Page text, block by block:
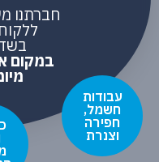
חברתנו
ללקוחות
במקום אחד,
מיומן
עבודות
חשמל,
חפירה
וצנרת
וציוד